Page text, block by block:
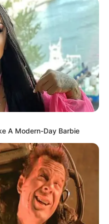
mentalen Ruhezeiten.
mit Spaßbädern,
bzw. Badestränden
Dietz, Hadamar und
Ausflugszielen und
umLimburg an der Lahn
Spaß- und
den RubrikenBaden in
Pfalz.
schöne
A Modern-Day Barbie